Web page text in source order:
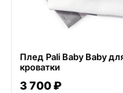
Плед Pali Baby Baby
кроватки
3 700 ₽